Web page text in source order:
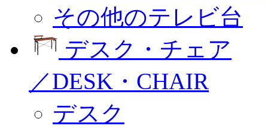
その他のテレビ台
デスク・チェア
／DESK・CHAIR
デスク